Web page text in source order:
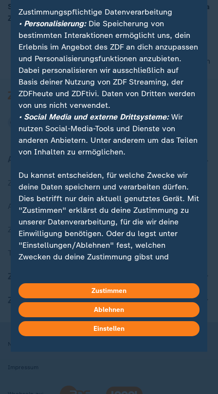
Spahn (CDU) bei "maybrit illner". Es gehe beim Thema
Zusammenhalt im Land um "mehr als nur Geld".
nach oben
Zuletzt veröffentlicht
Aktuelle Sendungs-Videos
ZDFheute Stories
Themen im Überblick
ZDFheute Apps
Nutzungsbedingungen
Impressum
Zustimmungspflichtige Datenverarbeitung
• Personalisierung:Die Speicherung von
bestimmten Interaktionen ermöglicht uns, dein
Erlebnis im Angebot des ZDF an dich anzupassen
und Personalisierungsfunktionen anzubieten.
Dabei personalisieren wir ausschließlich auf
Basis deiner Nutzung von ZDF Streaming, der
ZDFheute und ZDFtivi. Daten von Dritten werden
von uns nicht verwendet.
• Social Media und externe Drittsysteme:Wir
nutzen Social-Media-Tools und Dienste von
anderen Anbietern. Unter anderem um das Teilen
von Inhalten zu ermöglichen.
Du kannst entscheiden, für welche Zwecke wir
deine Daten speichern und verarbeiten dürfen.
Dies betrifft nur dein aktuell genutztes Gerät. Mit
"Zustimmen" erklärst du deine Zustimmung zu
unserer Datenverarbeitung, für die wir deine
Einwilligung benötigen. Oder du legst unter
"Einstellungen/Ablehnen" fest, welchen
Zwecken du deine Zustimmung gibst und
in deinen Einstellungen widerrufen oder ändern.
Hier findest du das Impressum.
Weitere Informationen findest du in unserer
Datenschutzerklärung.
Zustimmen
Ablehnen
Einstellen